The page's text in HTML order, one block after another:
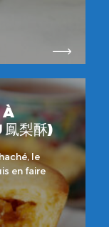
À
鳳梨酥)
le
en faire